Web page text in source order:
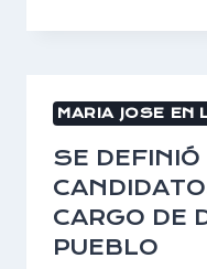
LA
DE
LA
QUE
EL
MARIA JOSE EN
SE
CARGO DE
PUEBLO